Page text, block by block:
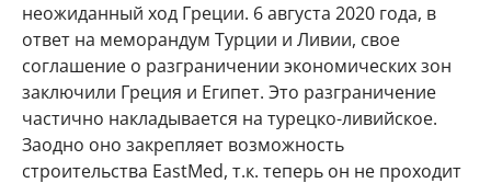
неожиданный ход Греции. 6 августа 2020 года, в
ответ на меморандум Турции и Ливии, свое
соглашение о разграничении экономических зон
заключили Греция и Египет. Это разграничение
частично накладывается на турецко-ливийское.
Заодно оно закрепляет возможность
строительства EastMed, т.к. теперь он не проходит